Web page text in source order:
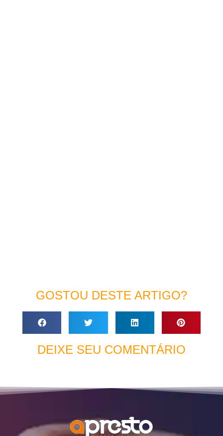
GOSTOU DESTE ARTIGO?
DEIXE SEU COMENTÁRIO